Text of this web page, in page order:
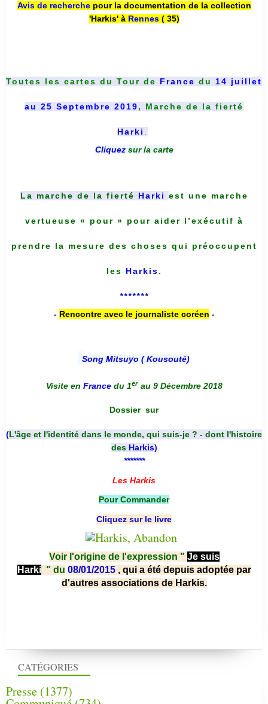
CATÉGORIES
Presse (1377)
Avis de recherche pour la documentation de la collection
'Harkis' à Rennes( 35)
Toutes les cartes du Tour de France du 14 juillet
au 25 Septembre 2019, Marche de la fierté
Harki
Cliquez sur la carte
La marche de la fierté Harki est une marche
vertueuse « pour » pour aider l’exécutif à
prendre la mesure des choses qui préoccupent
les Harkis.
*******
- Rencontre avec le journaliste coréen -
Song Mitsuyo ( Kousouté)
Visite en France du 1er au 9 Décembre 2018
Dossier sur
(L'âge et l'identité dans le monde, qui suis-je ? - dont l'histoire
des Harkis)
*******
Les Harkis
Pour Commander
Cliquez sur le livre
Voir l'origine de l'expression " Je suis
Harki " du 08/01/2015 , qui a été depuis adoptée par
d'autres associations de Harkis.